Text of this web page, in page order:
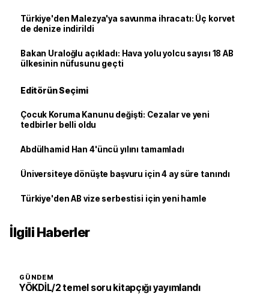
Türkiye'den Malezya'ya savunma ihracatı: Üç korvet
de denize indirildi
Bakan Uraloğlu açıkladı: Hava yolu yolcu sayısı 18 AB
ülkesinin nüfusunu geçti
Editörün Seçimi
Çocuk Koruma Kanunu değişti: Cezalar ve yeni
tedbirler belli oldu
Abdülhamid Han 4'üncü yılını tamamladı
Üniversiteye dönüşte başvuru için 4 ay süre tanındı
Türkiye'den AB vize serbestisi için yeni hamle
İlgili Haberler
GÜNDEM
YÖKDİL/2 temel soru kitapçığı yayımlandı